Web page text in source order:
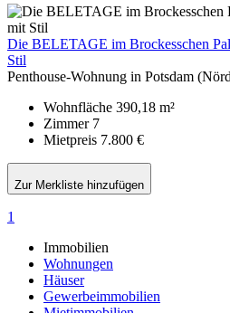
Die BELETAGE im Brockesschen
Stil
Penthouse-Wohnung in Potsdam
Wohnfläche 390,18 m²
Zimmer 7
Mietpreis 7.800 €
Zur Merkliste hinzufügen
1
Immobilien
Wohnungen
Häuser
Gewerbeimmobilien